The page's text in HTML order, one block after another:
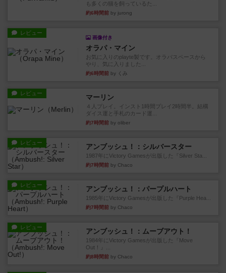
も多くの猫を飼っているた...
約6時間前 by jurong
レビュー
画像付き
オラパ・マイン
お気に入りのplayte製です。オラパスペースから
やり、気に入りました...
約6時間前 by くみ
レビュー マーリン
４人プレイ。インスト1時間プレイ2時間半。結構
ダイス運と手札のカード運...
約7時間前 by oliber
レビュー アンブッシュ！：シルバースター
1987年にVictory Gamesが出版した『Silver Sta...
約7時間前 by Chaco
レビュー アンブッシュ！：パープルハート
1985年にVictory Gamesが出版した『Purple Hea...
約7時間前 by Chaco
レビュー アンブッシュ！：ムーブアウト！
1984年にVictory Gamesが出版した『Move
Out！』...
約8時間前 by Chaco